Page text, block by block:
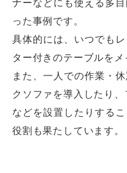
った事例です。
具体的には、いつでも
ター付きのテーブルをメ
また、一人での作業・
クソファを導入したり
などを設置したりする
役割も果たしています。